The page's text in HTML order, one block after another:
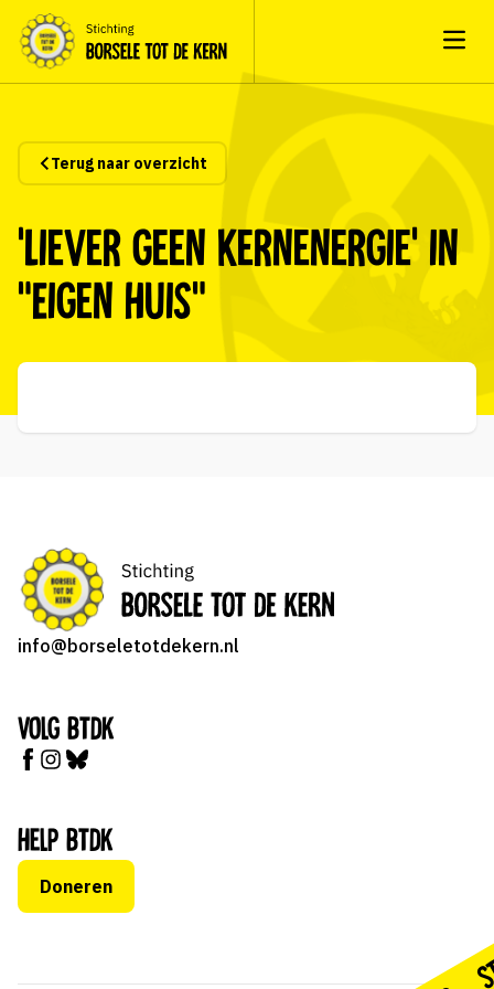
Terug naar overzicht
‘Liever geen kernenergie’ in
“Eigen Huis”
info@borseletotdekern.nl
Volg BTDK
Help BTDK
Doneren